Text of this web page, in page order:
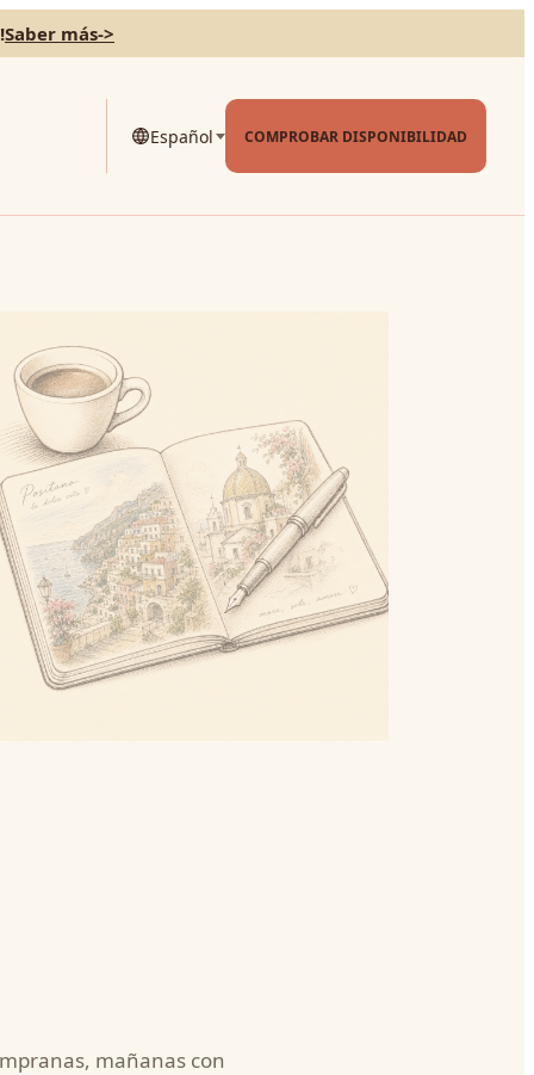
Saber más->
Español COMPROBAR DISPONIBILIDAD
mañanas con